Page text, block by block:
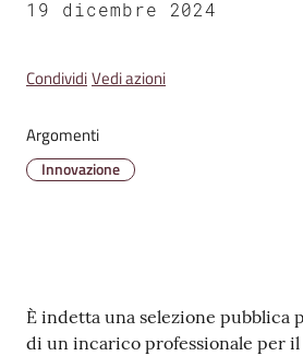
s
o
t
i
19 dicembre 2024
CondividiVedi azioni
Argomenti
Innovazione
Contenuto
È indetta una selezione pubblica
di un incarico professionale per